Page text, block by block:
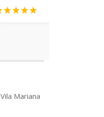
Mariana